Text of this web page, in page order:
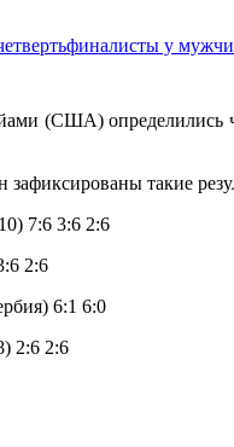
у
(США) определились
такие
7:6 3:6 2:6
2:6
6:1 6:0
2:6 2:6